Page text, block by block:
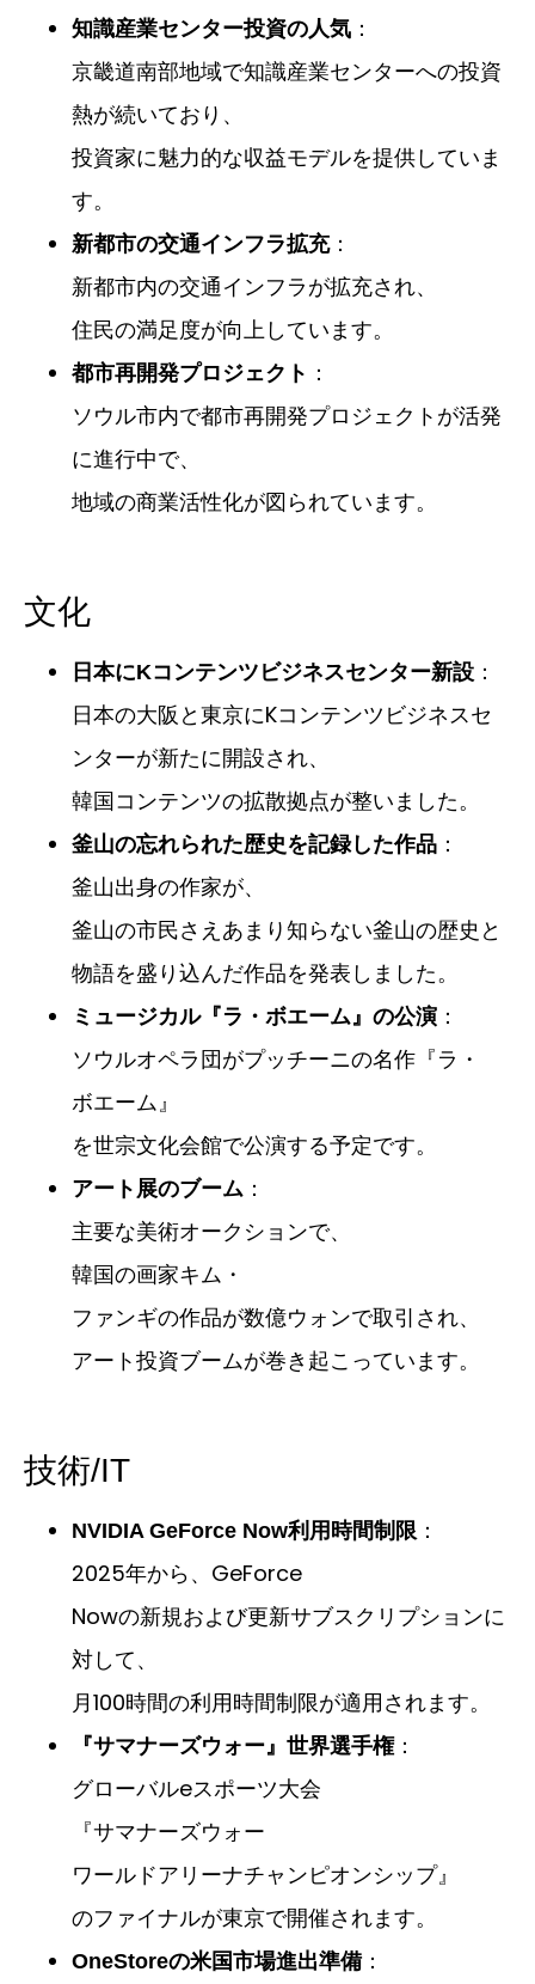
知識産業センター投資の人気 ：
京畿道南部地域で知識産業センターへの投資
熱が続いており、
投資家に魅力的な収益モデルを提供していま
す。
新都市の交通インフラ拡充：
新都市内の交通インフラが拡充され、
住民の満足度が向上しています。
都市再開発プロジェクト ：
ソウル市内で都市再開発プロジェクトが活発
に進行中で、
地域の商業活性化が図られています。
文化
日本にKコンテンツビジネスセンター新設：
日本の大阪と東京にKコンテンツビジネスセ
ンターが新たに開設され、
韓国コンテンツの拡散拠点が整いました。
釜山の忘れられた歴史を記録した作品 ：
釜山出身の作家が、
釜山の市民さえあまり知らない釜山の歴史と
物語を盛り込んだ作品を発表しました。
ミュージカル『ラ・ボエーム』の公演 ：
ソウルオペラ団がプッチーニの名作『ラ・
ボエーム』
を世宗文化会館で公演する予定です。
アート展のブーム ：
主要な美術オークションで、
韓国の画家キム・
ファンギの作品が数億ウォンで取引され、
アート投資ブームが巻き起こっています。
技術/IT
NVIDIA GeForce Now利用時間制限：
2025年から、GeForce
Nowの新規および更新サブスクリプションに
対して、
月100時間の利用時間制限が適用されます。
『サマナーズウォー』世界選手権：
グローバルeスポーツ大会
『サマナーズウォー
ワールドアリーナチャンピオンシップ』
のファイナルが東京で開催されます。
OneStoreの米国市場進出準備：